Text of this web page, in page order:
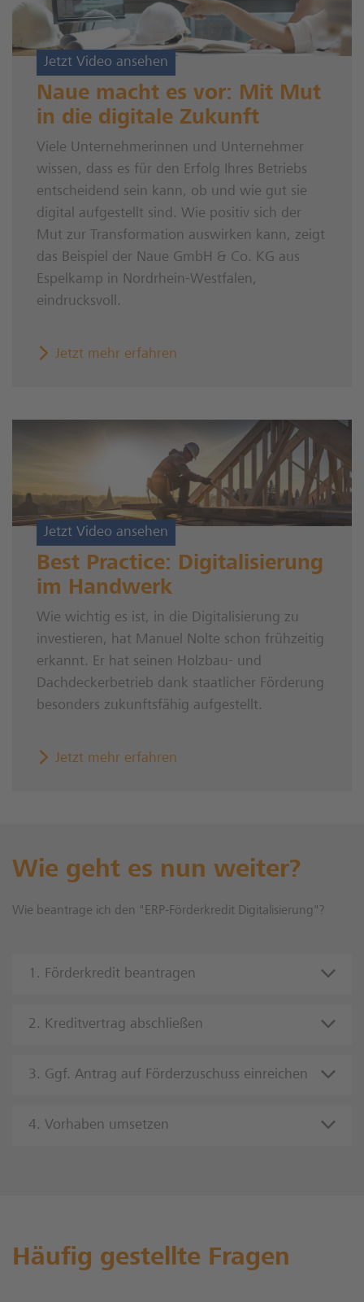
Jetzt Video ansehen
Naue macht es vor: Mit Mut
in die digitale Zukunft
Viele Unternehmerinnen und Unternehmer
wissen, dass es für den Erfolg Ihres Betriebs
entscheidend sein kann, ob und wie gut sie
digital aufgestellt sind. Wie positiv sich der
Mut zur Transformation auswirken kann, zeigt
das Beispiel der Naue GmbH & Co. KG aus
Espelkamp in Nordrhein-Westfalen,
eindrucksvoll.
Jetzt mehr erfahren
Jetzt Video ansehen
Best Practice: Digitalisierung
im Handwerk
Wie wichtig es ist, in die Digitalisierung zu
investieren, hat Manuel Nolte schon frühzeitig
erkannt. Er hat seinen Holzbau- und
Dachdeckerbetrieb dank staatlicher Förderung
besonders zukunftsfähig aufgestellt.
Jetzt mehr erfahren
Wie geht es nun weiter?
Wie beantrage ich den "ERP-Förderkredit Digitalisierung"?
1. Förderkredit beantragen
2. Kreditvertrag abschließen
3. Ggf. Antrag auf Förderzuschuss einreichen
4. Vorhaben umsetzen
Häufig gestellte Fragen